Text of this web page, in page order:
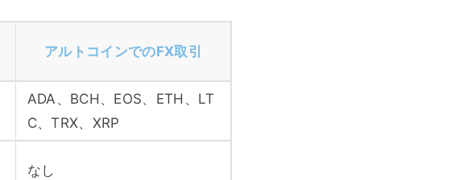
アルトコインでのFX取引
ADA、BCH、EOS、ETH、LT
C、TRX、XRP
なし